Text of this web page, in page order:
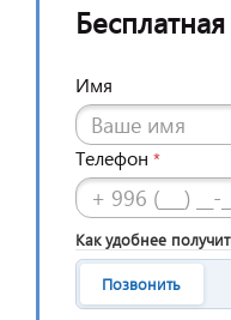
Имя
Телефон *
Как удобнее
Позвонить